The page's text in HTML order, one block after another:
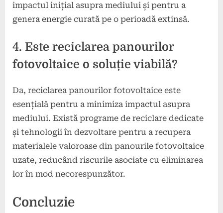
impactul inițial asupra mediului și pentru a
genera energie curată pe o perioadă extinsă.
4. Este reciclarea panourilor
fotovoltaice o soluție viabilă?
Da, reciclarea panourilor fotovoltaice este
esențială pentru a minimiza impactul asupra
mediului. Există programe de reciclare dedicate
și tehnologii în dezvoltare pentru a recupera
materialele valoroase din panourile fotovoltaice
uzate, reducând riscurile asociate cu eliminarea
lor în mod necorespunzător.
Concluzie